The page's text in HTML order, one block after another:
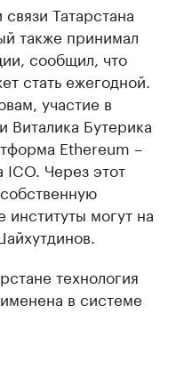
Татарстана
также принимал
сообщил, что
стать ежегодной.
участие в
Виталика Бутерика
Ethereum –
ICO. Через этот
могут на
технология
в системе